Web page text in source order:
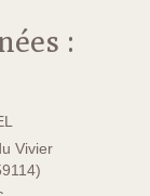
:
Vivier